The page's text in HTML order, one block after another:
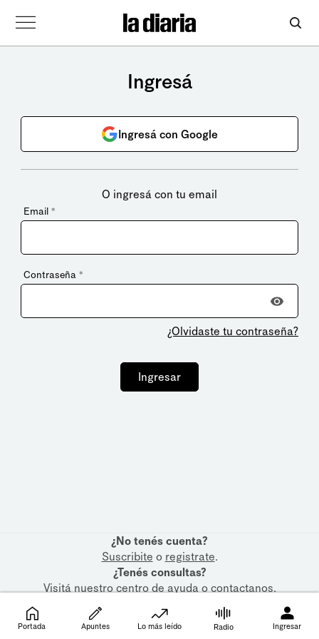
Ingresá
Ingresá con Google
O ingresá con tu email
Email *
Contraseña *
¿Olvidaste tu contraseña?
Ingresar
¿No tenés cuenta?
Suscribite o registrate.
¿Tenés consultas?
Visitá nuestrocentro de ayudaocontactanos.
Portada Apuntes Lo más leído Radio Ingresar